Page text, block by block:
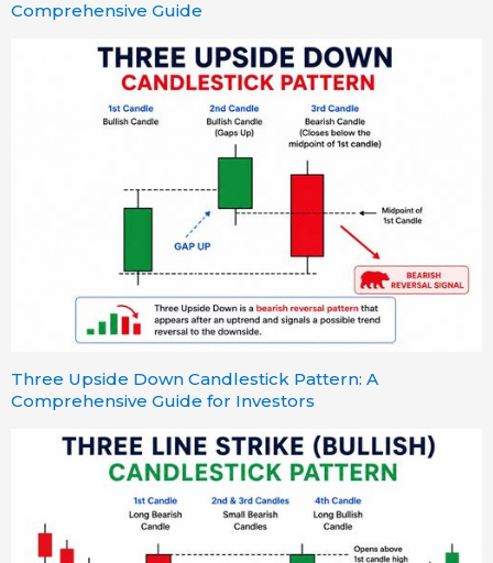
Comprehensive Guide
Three Upside Down Candlestick Pattern: A
Comprehensive Guide for Investors